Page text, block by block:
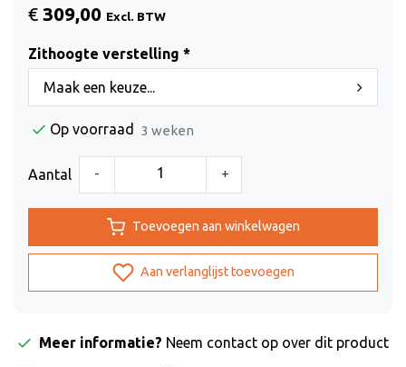
€ 309,00 Excl. BTW
Zithoogte verstelling *
Maak een keuze...
Op voorraad 3 weken
Aantal - +
Toevoegen aan winkelwagen
Aan verlanglijst toevoegen
Meer informatie? Neem contact op over dit product